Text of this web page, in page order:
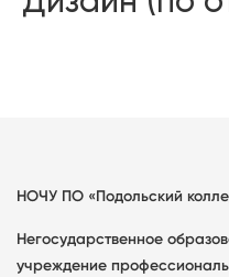
НОЧУ ПО «Подольский
Негосударственное
учреждение